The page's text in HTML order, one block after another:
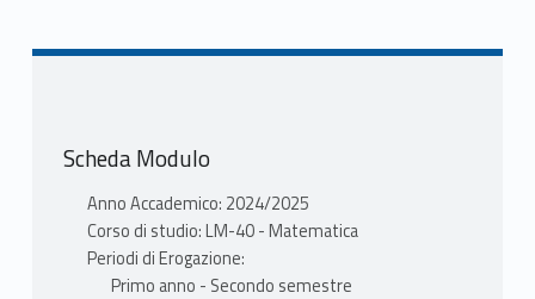
Scienze Computazionali LM-40
PEDICINI MARCO
PROGRAMMA
1. Crittografia Classica
PEDICINI MARCO
Mutuazione: 20410424 IN450-
ALGORITMI PER LA CRITTOGRAFIA in
Scienze Computazionali LM-40
PEDICINI MARCO
Scheda Modulo
Anno Accademico: 2024/2025
Corso di studio: LM-40 - Matematica
Periodi di Erogazione:
Primo anno - Secondo semestre